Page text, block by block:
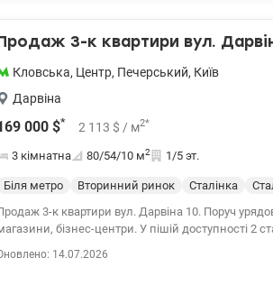
3-к квартири вул.
Кловська, Центр, Печерський, Київ
Дарвіна
000 $* 2 113 $ / м2*
3 кімнатна 80/54/10 м2 1/5 эт.
Біля метро Вторинний ринок Сталінка
3-к квартири вул. Дарвіна 10. Поруч урядовий квартал, Кловський ліцей, садки та школи,
бізнес-центри. У пішій доступності 2 станції метро – Хрещатик та Кловська. Квартира
14.07.2026